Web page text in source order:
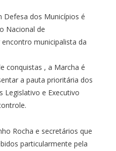
Defesa dos Municípios é
Nacional de
municipalista da
conquistas , a Marcha é
a pauta prioritária dos
Legislativo e Executivo
Rocha e secretários que
particularmente pela